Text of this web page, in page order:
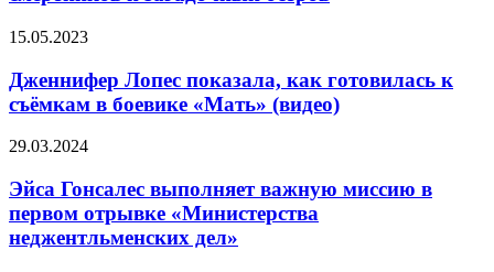
трейлер
про
смертников
и
остров
Дженнифер
показала,
как
готовилась
съёмкам
боевике
«Мать»
(видео)
15.05.2023
Дженнифер Лопес показала, как готовилась к
съёмкам в боевике «Мать» (видео)
Эйса
выполняет
важную
миссию
в
29.03.2024
Эйса Гонсалес выполняет важную миссию в
первом отрывке «Министерства
неджентльменских дел»